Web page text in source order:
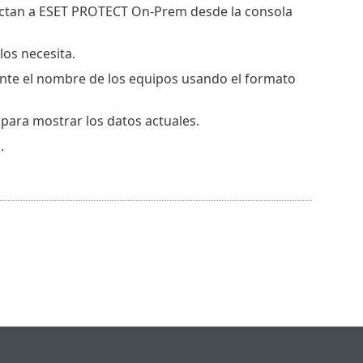
a ESET PROTECT On-Prem desde la consola
necesita.
el nombre de los equipos usando el formato
mostrar los datos actuales.